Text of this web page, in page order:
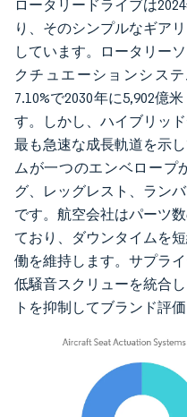
ロータリードライブは
り、そのシンプルなギア
しています。ロータリー
クチュエーションシス
7.10%で2030年に5,902億
す。しかし、ハイブリッ
最も急速な成長軌道を示
ムが一つのエンベロープ
グ、レッグレスト、ラン
です。航空会社はパーツ
ており、ダウンタイムを
働を維持します。サプラ
低騒音スクリューを統合
トを抑制してブランド評